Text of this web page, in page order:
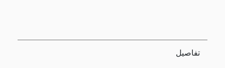
تفاصيل